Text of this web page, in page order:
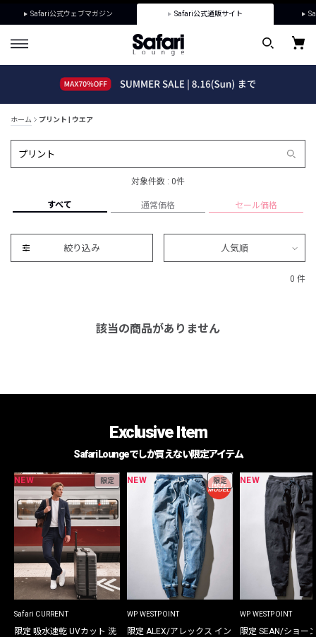
Safari公式ウェブマガジン Safari公式通販サイト
ホーム プリント | ウエア
対象件数 : 0件
すべて 通常価格 セール価格
絞り込み 人気順
0 件
該当の商品がありません
Exclusive Item
Safari Loungeでしか買えない限定アイテム
NEW 限定
Safari CURRENT
限定 吸水速乾 UVカット 洗
NEW 限定
WP WESTPOINT
限定 ALEX/アレックス イン
NEW
WP WESTPOINT
限定 SEAN/ショー